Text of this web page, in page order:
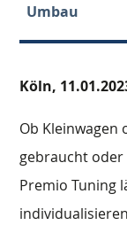
Umbau
Köln,
Ob Kleinwagen
gebraucht oder
Premio Tuning